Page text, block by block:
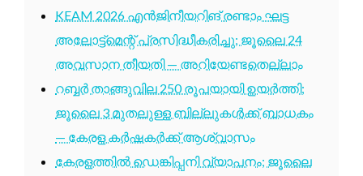
KEAM 2026 എൻജിനീയറിങ് രണ്ടാം ഘട്ട
അലോട്ട്മെന്റ് പ്രസിദ്ധീകരിച്ചു; ജൂലൈ 24
അവസാന തീയതി — അറിയേണ്ടതെല്ലാം
റബ്ബർ താങ്ങുവില 250 രൂപയായി ഉയർത്തി;
ജൂലൈ 3 മുതലുള്ള ബില്ലുകൾക്ക് ബാധകം
— കേരള കർഷകർക്ക് ആശ്വാസം
കേരളത്തിൽ ഡെങ്കിപ്പനി വ്യാപനം; ജൂലൈ